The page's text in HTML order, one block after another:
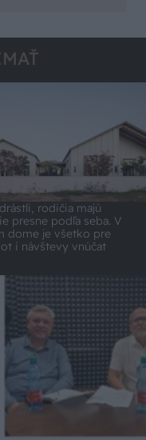
rodičia majú
presne podľa seba. V
dome je všetko pre
i návštevy vnúčat